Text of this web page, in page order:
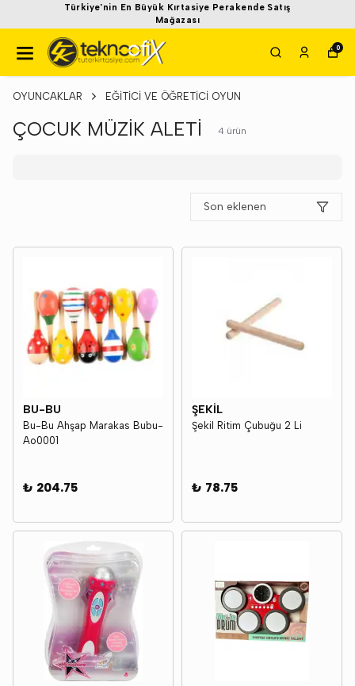
Türkiye'nin En Büyük Kırtasiye Perakende Satış
Mağazası
0
OYUNCAKLAR EĞİTİCİ VE ÖĞRETİCİ OYUN
ÇOCUK MÜZİK ALETİ 4 ürün
Son eklenen
BU-BU
Bu-Bu Ahşap Marakas Bubu-
Ao0001
₺ 204.75
ŞEKİL
Şekil Ritim Çubuğu 2 Li
₺ 78.75